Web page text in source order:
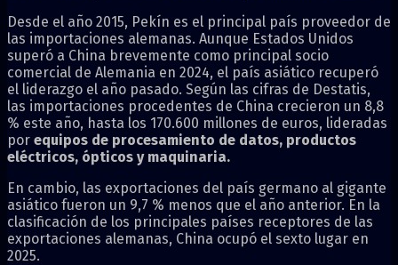
Desde el año 2015, Pekín es el principal país proveedor de
las importaciones alemanas. Aunque Estados Unidos
superó a China brevemente como principal socio
comercial de Alemania en 2024, el país asiático recuperó
el liderazgo el año pasado. Según las cifras de Destatis,
las importaciones procedentes de China crecieron un 8,8
% este año, hasta los 170.600 millones de euros, lideradas
por equipos de procesamiento de datos, productos
eléctricos, ópticos y maquinaria.
En cambio, las exportaciones del país germano al gigante
asiático fueron un 9,7 % menos que el año anterior. En la
clasificación de los principales países receptores de las
exportaciones alemanas, China ocupó el sexto lugar en
2025.